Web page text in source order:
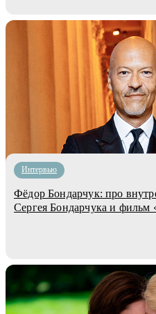
Интервью
Фёдор Бондарчук: про
Сергея Бондарчука и фильм